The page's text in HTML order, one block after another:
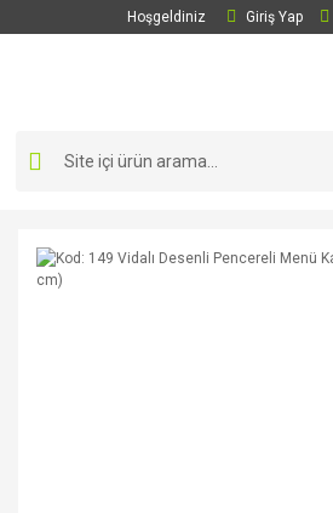
Hoşgeldiniz Giriş Yap